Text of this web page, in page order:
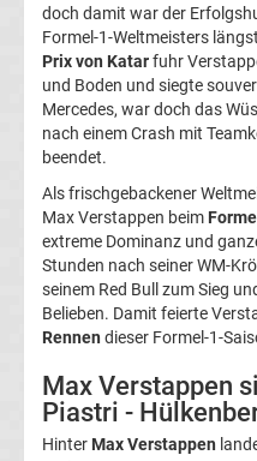
Ticker
Formel
1
heute
Ergebnisse
Top-
Aktuell
Bundesliga
doch damit war der
Formel-1-Weltmeisters
Prix von Katarfuhr
und Boden und siegte
Mercedes, war doch das
nach einem Crash mit
beendet.
Als frischgebackener
Max Verstappen beim
extreme Dominanz und
Stunden nach seiner WM-
seinem Red Bull zum Sieg
Belieben. Damit feierte
Rennen dieser Formel-1-
Max Verstappen
Piastri -
Hinter Max Verstappen